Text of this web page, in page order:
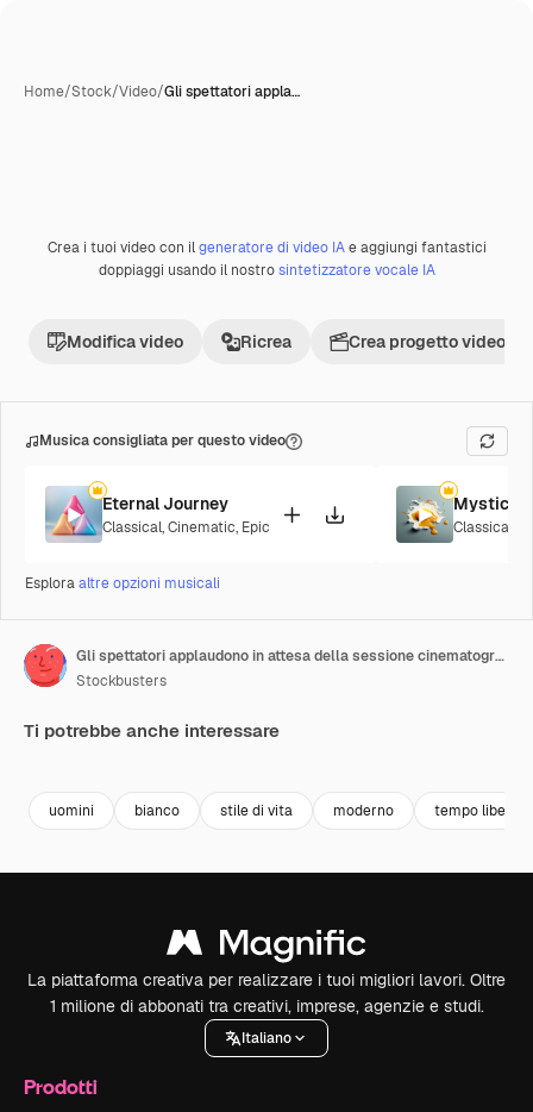
Home/Stock/Video/Gli spettatori appla…
Premium
Crea i tuoi video con ilgeneratore di video IAe aggiungi fantastici
doppiaggi usando il nostrosintetizzatore vocale IA
Modifica video Ricrea Crea progetto video
Musica consigliata per questo video
Eternal Journey
Classical,Cinematic, Epic
Mystic
Classical
Esploraaltre opzioni musicali
Gli spettatori applaudono in attesa della sessione cinematografica davanti allo schermo bianco
Stockbusters
Ti potrebbe anche interessare
uomini bianco stile di vita moderno tempo libero
La piattaforma creativa per realizzare i tuoi migliori lavori. Oltre
1 milione di abbonati tra creativi, imprese, agenzie e studi.
Italiano
Prodotti